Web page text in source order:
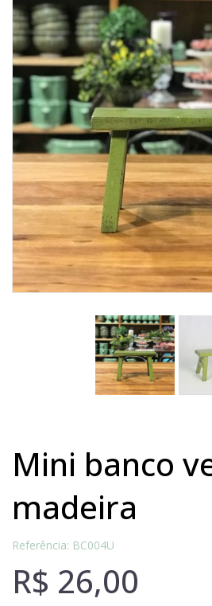
Lost Password
Cadastrar Conta
mini banco verde
madeira
Referência: BC004U
R$ 26,00